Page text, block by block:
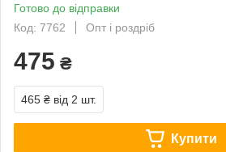
Готово до відправки
Код: 7762
Опт і роздріб
475 ₴
465 ₴ від 2 шт.
Купити